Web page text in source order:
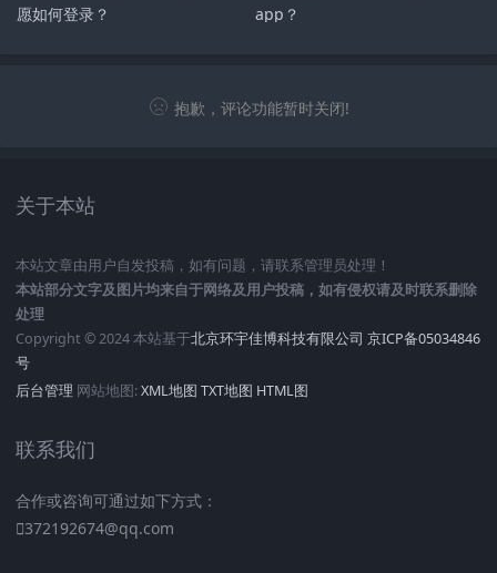
愿如何登录？
app？
抱歉，评论功能暂时关闭!
关于本站
本站文章由用户自发投稿，如有问题，请联系管理员处理！
本站部分文字及图片均来自于网络及用户投稿，如有侵权请及时联系删除
处理
Copyright © 2024 本站基于北京环宇佳博科技有限公司 京ICP备05034846
号
后台管理 网站地图:XML地图 TXT地图 HTML图
联系我们
合作或咨询可通过如下方式：
372192674@qq.com